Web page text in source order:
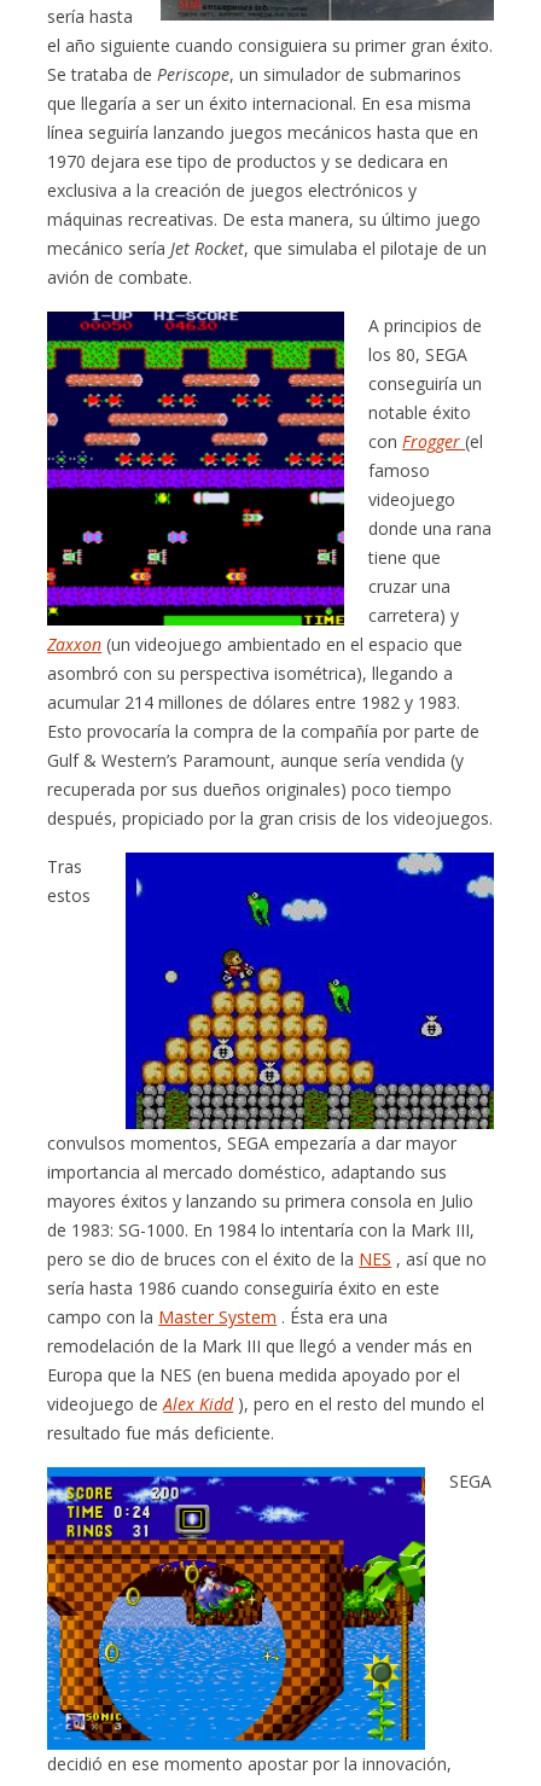
sería hasta
el año siguiente cuando consiguiera su primer gran éxito.
Se trataba de Periscope, un simulador de submarinos
que llegaría a ser un éxito internacional. En esa misma
línea seguiría lanzando juegos mecánicos hasta que en
1970 dejara ese tipo de productos y se dedicara en
exclusiva a la creación de juegos electrónicos y
máquinas recreativas. De esta manera, su último juego
mecánico sería Jet Rocket, que simulaba el pilotaje de un
avión de combate.
A principios de
los 80, SEGA
conseguiría un
notable éxito
con Frogger (el
famoso
videojuego
donde una rana
tiene que
cruzar una
carretera) y
Zaxxon (un videojuego ambientado en el espacio que
asombró con su perspectiva isométrica), llegando a
acumular 214 millones de dólares entre 1982 y 1983.
Esto provocaría la compra de la compañía por parte de
Gulf & Western’s Paramount, aunque sería vendida (y
recuperada por sus dueños originales) poco tiempo
después, propiciado por la gran crisis de los videojuegos.
Tras
estos
convulsos momentos, SEGA empezaría a dar mayor
importancia al mercado doméstico, adaptando sus
mayores éxitos y lanzando su primera consola en Julio
de 1983: SG-1000. En 1984 lo intentaría con la Mark III,
pero se dio de bruces con el éxito de la NES , así que no
sería hasta 1986 cuando conseguiría éxito en este
campo con la Master System . Ésta era una
remodelación de la Mark III que llegó a vender más en
Europa que la NES (en buena medida apoyado por el
videojuego deAlex Kidd ), pero en el resto del mundo el
resultado fue más deficiente.
SEGA
decidió en ese momento apostar por la innovación,